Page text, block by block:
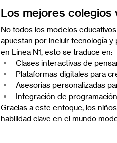
Los mejores colegios
No todos los modelos
apuestan por incluir tecnología
en Línea N1, esto se traduce en:
Clases interactivas de
Plataformas digitales para
Asesorías personalizadas
Integración de
Gracias a este enfoque, los
habilidad clave en el mundo